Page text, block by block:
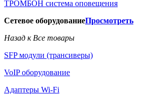
ТРОМБОН система оповещения
Сетевое оборудованиеПросмотреть
Назад к Все товары
SFP модули (трансиверы)
VoIP оборудование
Адаптеры Wi-Fi